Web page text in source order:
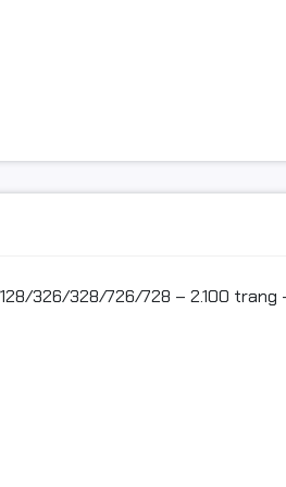
326/328/726/728 – 2.100 trang
– ổn định từ đầu tới cuối.
~65% chi phí in ấn so với mực
THUẬT
Mitsuco (Mitsu)